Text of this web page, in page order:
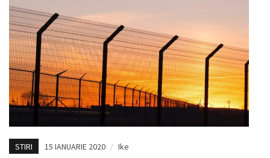
STIRI 15 IANUARIE 2020 / Ike